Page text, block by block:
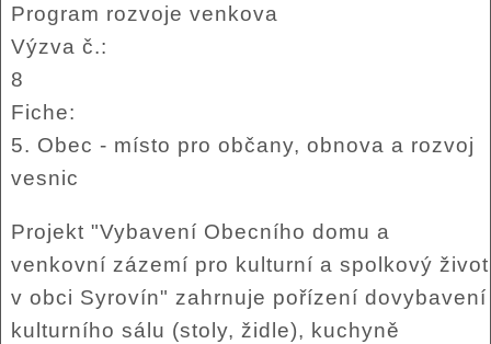
Program rozvoje venkova
Výzva č.:
8
Fiche:
5. Obec - místo pro občany, obnova a rozvoj
vesnic
Projekt "Vybavení Obecního domu a
venkovní zázemí pro kulturní a spolkový život
v obci Syrovín" zahrnuje pořízení dovybavení
kulturního sálu (stoly, židle), kuchyně